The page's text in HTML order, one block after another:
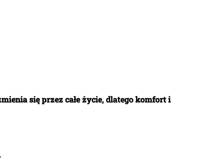
się przez całe życie, dlategokomfort i